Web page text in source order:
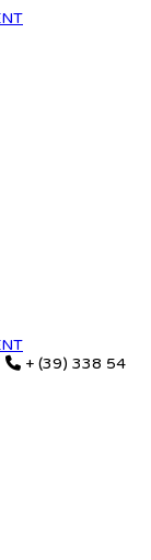
+ (39) 338 54